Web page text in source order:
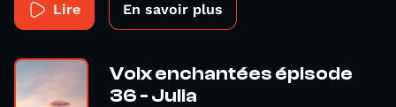
Lire En savoir plus
Voix enchantées épisode
36 - Julia